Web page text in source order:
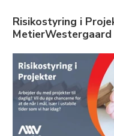
Risikostyring i
MetierWestergaard